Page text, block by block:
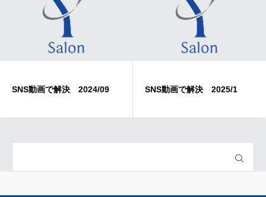
動画で解決 2024/09 SNS動画で解決 2025/1